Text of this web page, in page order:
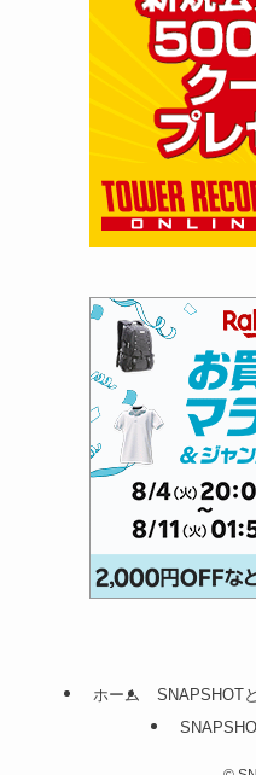
ホーム SNAPSHOT